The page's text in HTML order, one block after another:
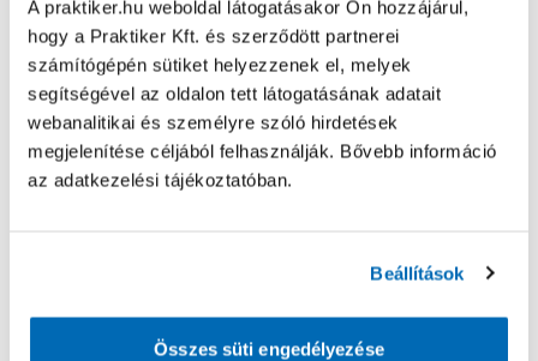
A praktiker.hu weboldal látogatásakor Ön hozzájárul,
hogy a Praktiker Kft. és szerződött partnerei
számítógépén sütiket helyezzenek el, melyek
segítségével az oldalon tett látogatásának adatait
webanalitikai és személyre szóló hirdetések
megjelenítése céljából felhasználják. Bővebb információ
az adatkezelési tájékoztatóban.
Beállítások
Összes süti engedélyezése
Oldal újratöltése